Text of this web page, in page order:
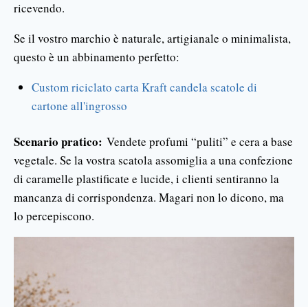
ricevendo.
Se il vostro marchio è naturale, artigianale o minimalista,
questo è un abbinamento perfetto:
Custom riciclato carta Kraft candela scatole di
cartone all'ingrosso
Scenario pratico: Vendete profumi “puliti” e cera a base
vegetale. Se la vostra scatola assomiglia a una confezione
di caramelle plastificate e lucide, i clienti sentiranno la
mancanza di corrispondenza. Magari non lo dicono, ma
lo percepiscono.